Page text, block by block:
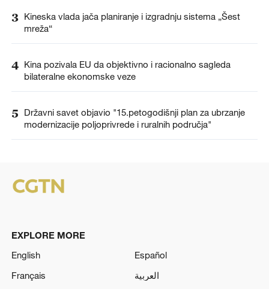
3 Kineska vlada jača planiranje i izgradnju sistema „Šest
mreža“
4 Kina pozivala EU da objektivno i racionalno sagleda
bilateralne ekonomske veze
5
Državni savet objavio "15.petogodišnji plan za ubrzanje
modernizacije poljoprivrede i ruralnih područja"
EXPLORE MORE
English
Español
Français
العربية